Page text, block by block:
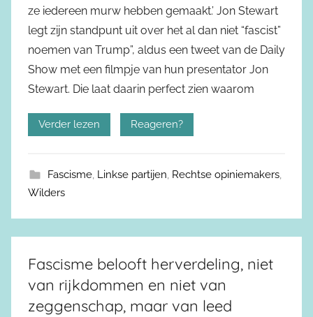
ze iedereen murw hebben gemaakt.’ Jon Stewart
legt zijn standpunt uit over het al dan niet “fascist”
noemen van Trump”, aldus een tweet van de Daily
Show met een filmpje van hun presentator Jon
Stewart. Die laat daarin perfect zien waarom
Verder lezen Reageren?
Fascisme, Linkse partijen, Rechtse opiniemakers,
Wilders
Fascisme belooft herverdeling, niet
van rijkdommen en niet van
zeggenschap, maar van leed